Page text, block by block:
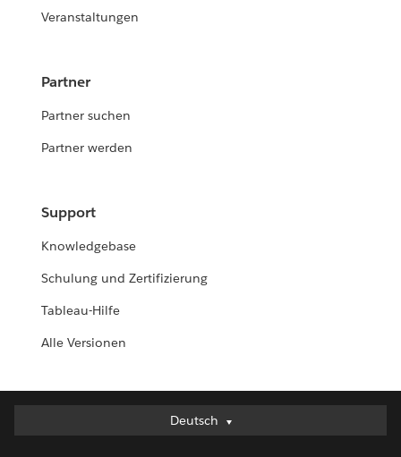
Veranstaltungen
Partner
Partner suchen
Partner werden
Support
Knowledgebase
Schulung und Zertifizierung
Tableau-Hilfe
Alle Versionen
Deutsch
Deutsch